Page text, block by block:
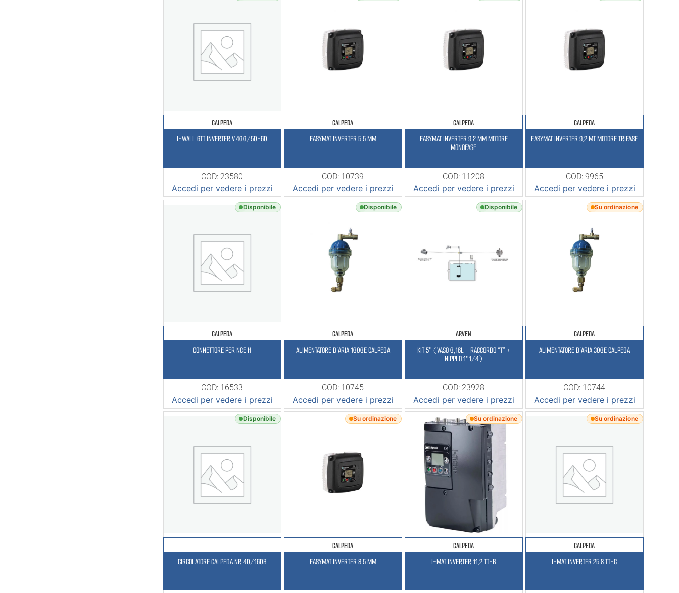
CALPEDA
I-WALL 6TT INVERTER V.400/50-60
COD: 23580
Accedi per vedere i prezzi
CALPEDA
EASYMAT INVERTER 5,5 MM
COD: 10739
Accedi per vedere i prezzi
CALPEDA
EASYMAT INVERTER 9,2 MM MOTORE
MONOFASE
COD: 11208
Accedi per vedere i prezzi
CALPEDA
EASYMAT INVERTER 9,2 MT MOTORE TRIFASE
COD: 9965
Accedi per vedere i prezzi
Disponibile
CALPEDA
CONNETTORE PER NCE H
COD: 16533
Accedi per vedere i prezzi
Disponibile
CALPEDA
ALIMENTATORE D’ARIA 1000E CALPEDA
COD: 10745
Accedi per vedere i prezzi
Disponibile
ARVEN
KIT 5″ (VASO 0,16L + RACCORDO “T” +
NIPPLO 1″1/4)
COD: 23928
Accedi per vedere i prezzi
Su ordinazione
CALPEDA
ALIMENTATORE D’ARIA 300E CALPEDA
COD: 10744
Accedi per vedere i prezzi
Disponibile
CIRCOLATORE CALPEDA NR 40/160B
Su ordinazione
CALPEDA
EASYMAT INVERTER 8,5 MM
Su ordinazione
CALPEDA
I-MAT INVERTER 11,2 TT-B
Su ordinazione
CALPEDA
I-MAT INVERTER 25,8 TT-C